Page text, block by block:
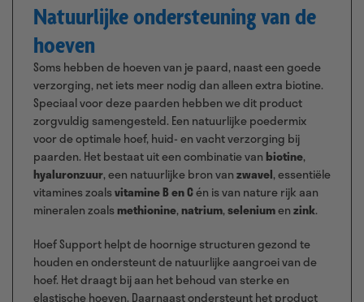
Natuurlijke ondersteuning van de
hoeven
Soms hebben de hoeven van je paard, naast een goede
verzorging, net iets meer nodig dan alleen extra biotine.
Speciaal voor deze paarden hebben we dit product
zorgvuldig samengesteld. Een natuurlijke poedermix
voor de optimale hoef, huid- en vacht verzorging bij
paarden. Het bestaat uit een combinatie vanbiotine,
hyaluronzuur, een natuurlijke bron vanzwavel, essentiële
vitamines zoalsvitamine B en Cén is van nature rijk aan
mineralen zoalsmethionine,natrium,seleniumenzink.
Hoef Support helpt de hoornige structuren gezond te
houden en ondersteunt de natuurlijke aangroei van de
hoef. Het draagt bij aan het behoud van sterke en
elastische hoeven. Daarnaast ondersteunt het product